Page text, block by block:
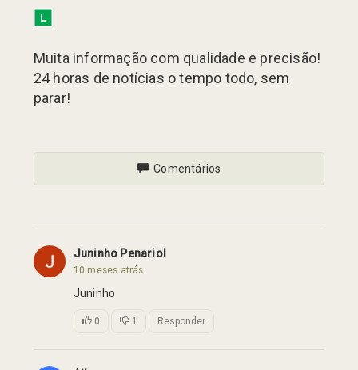
Muita informação com qualidade e precisão!
24 horas de notícias o tempo todo, sem
parar!
Comentários
Juninho Penariol
10 meses atrás
Juninho
0 1 Responder